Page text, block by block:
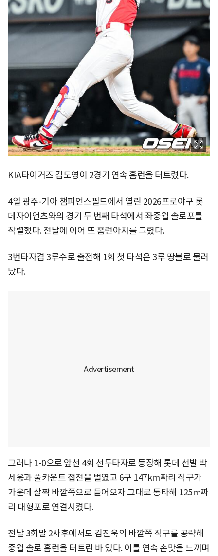
KIA타이거즈 김도영이 2경기 연속 홈런을 터트렸다.
4일 광주-기아 챔피언스필드에서 열린 2026프로야구 롯
데자이언츠와의 경기 두 번째 타석에서 좌중월 솔로포를
작렬했다. 전날에 이어 또 홈런아치를 그렸다.
3번타자겸 3루수로 출전해 1회 첫 타석은 3루 땅볼로 물러
났다.
그러나 1-0으로 앞선 4회 선두타자로 등장해 롯데 선발 박
세웅과 풀카운트 접전을 벌였고 6구 147km짜리 직구가
가운데 살짝 바깥쪽으로 들어오자 그대로 통타해 125m짜
리 대형포로 연결시켰다.
전날 3회말 2사후에서도 김진욱의 바깥쪽 직구를 공략해
중월 솔로 홈런을 터트린 바 있다. 이틀 연속 손맛을 느끼며